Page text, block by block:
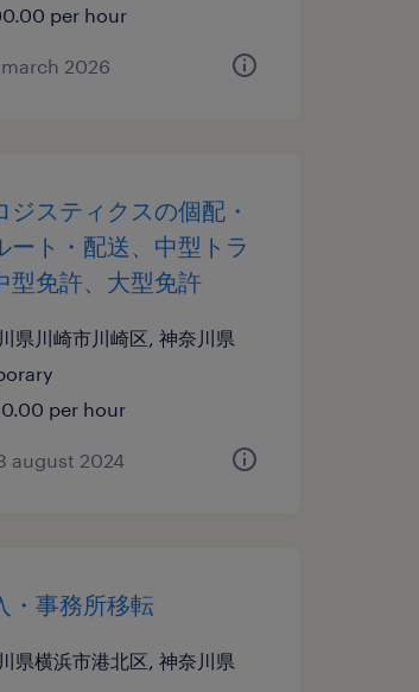
per hour
2026
ジスティクスの個配・
ート・配送、中型トラ
型免許、大型免許
県川崎市川崎区, 神奈川県
per hour
august 2024
・事務所移転
県横浜市港北区, 神奈川県